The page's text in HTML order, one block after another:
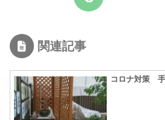
関連記事
コロナ対策